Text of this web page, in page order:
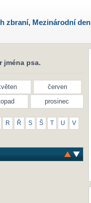
zbraní, Mezinárodní den
jména psa.
červen
prosinec
R Ř S Š T U V